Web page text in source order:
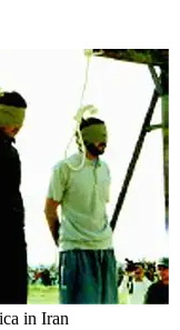
in Iran